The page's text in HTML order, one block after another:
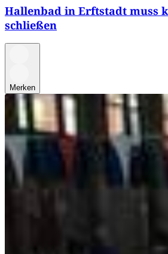
Hallenbad in Erftstadt muss
schließen
Merken